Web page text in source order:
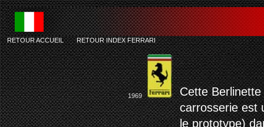
RETOUR ACCUEIL-RETOUR INDEX FERRARI
1969
Cette
carrosserie est
le prototype)